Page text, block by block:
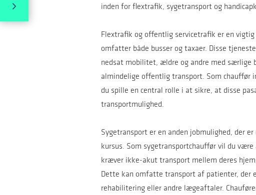
inden for flextrafik, sygetransport og
Flextrafik og offentlig servicetrafik er en
omfatter både busser og taxaer. Disse
nedsat mobilitet, ældre og andre med særlige
almindelige offentlig transport. Som chauffør
du spille en central rolle i at sikre, at disse
transportmulighed.
Sygetransport er en anden jobmulighed, der
kursus. Som sygetransportchauffør vil du
kræver ikke-akut transport mellem deres
Dette kan omfatte transport af patienter, der
rehabilitering eller andre lægeaftaler.